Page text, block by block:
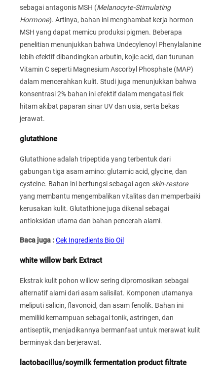
sebagai antagonis MSH (Melanocyte-Stimulating
Hormone). Artinya, bahan ini menghambat kerja hormon
MSH yang dapat memicu produksi pigmen. Beberapa
penelitian menunjukkan bahwa Undecylenoyl Phenylalanine
lebih efektif dibandingkan arbutin, kojic acid, dan turunan
Vitamin C seperti Magnesium Ascorbyl Phosphate (MAP)
dalam mencerahkan kulit. Studi juga menunjukkan bahwa
konsentrasi 2% bahan ini efektif dalam mengatasi flek
hitam akibat paparan sinar UV dan usia, serta bekas
jerawat.
glutathione
Glutathione adalah tripeptida yang terbentuk dari
gabungan tiga asam amino: glutamic acid, glycine, dan
cysteine. Bahan ini berfungsi sebagai agen skin-restore
yang membantu mengembalikan vitalitas dan memperbaiki
kerusakan kulit. Glutathione juga dikenal sebagai
antioksidan utama dan bahan pencerah alami.
Baca juga :Cek Ingredients Bio Oil
white willow bark Extract
Ekstrak kulit pohon willow sering dipromosikan sebagai
alternatif alami dari asam salisilat. Komponen utamanya
meliputi salicin, flavonoid, dan asam fenolik. Bahan ini
memiliki kemampuan sebagai tonik, astringen, dan
antiseptik, menjadikannya bermanfaat untuk merawat kulit
berminyak dan berjerawat.
lactobacillus/soymilk fermentation product filtrate